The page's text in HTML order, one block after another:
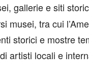
gallerie e siti
musei, tra cui
storici e mostre
artisti locali e